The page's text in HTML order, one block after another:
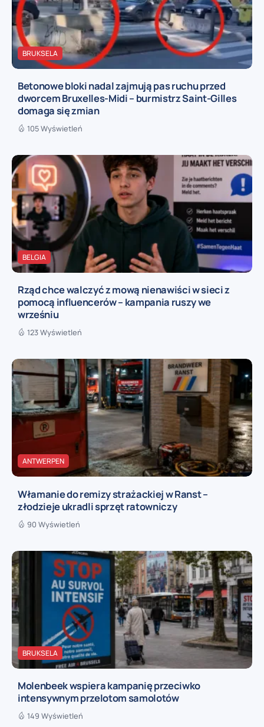
BRUKSELA
Betonowe bloki nadal zajmują pas ruchu przed
dworcem Bruxelles-Midi – burmistrz Saint-Gilles
domaga się zmian
105 Wyświetleń
BELGIA
Rząd chce walczyć z mową nienawiści w sieci z
pomocą influencerów – kampania ruszy we
wrześniu
123 Wyświetleń
ANTWERPEN
Włamanie do remizy strażackiej w Ranst –
złodzieje ukradli sprzęt ratowniczy
90 Wyświetleń
BRUKSELA
Molenbeek wspiera kampanię przeciwko
intensywnym przelotom samolotów
149 Wyświetleń